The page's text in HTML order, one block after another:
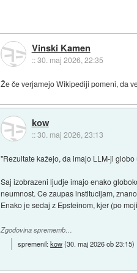
Vinski Kamen
::30. maj 2026, 22:35
Že če verjamejo Wikipediji pomeni, da
kow
::30. maj 2026, 23:13
"Rezultate kažejo, da imajo LLM-ji
Saj izobrazeni ljudje imajo enako
neumnost. Ce zaupas institucijam,
Enako je sedaj z Epsteinom, kjer (po
Zgodovina sprememb…
spremenil:kow(30. maj 2026 ob 23:15)